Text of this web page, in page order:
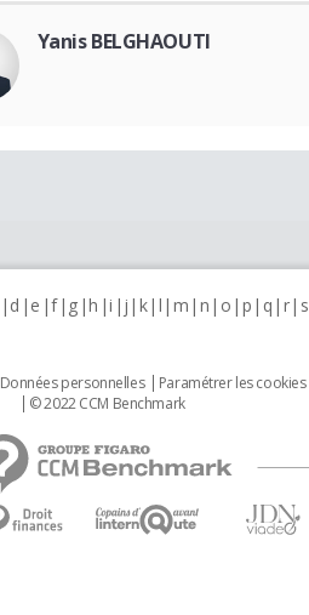
Yanis BELGHAOUTI
d e f g h i j k l m n o p q r s
Données personnelles Paramétrer les cookies
© 2022 CCM Benchmark